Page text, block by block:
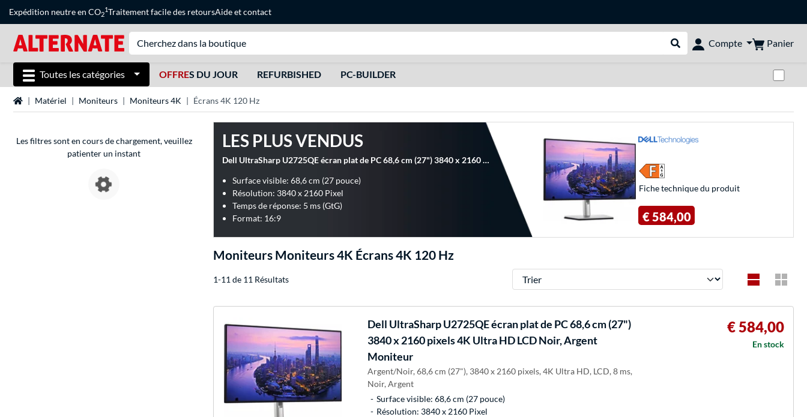
Expédition neutre en CO2
1Traitement facile des retoursAideetcontact
Rechercher dans le shop
Compte Panier
Toutes les catégories OFFRES DU JOUR REFURBISHED PC-BUILDER
Page d'accueil
Matériel Moniteurs Moniteurs 4K Écrans 4K 120 Hz
Les filtres sont en cours de chargement, veuillez
patienter un instant
LES PLUS VENDUS
Dell UltraSharp U2725QE écran plat de PC 68,6 cm (27") 3840 x 2160 pixels 4K Ultra HD LCD Noir, Argent Moniteur
Surface visible: 68,6 cm (27 pouce)
Résolution: 3840 x 2160 Pixel
Temps de réponse: 5 ms (GtG)
Format: 16:9
Fiche technique du produit
€ 584,00
Moniteurs Moniteurs 4K Écrans 4K 120 Hz
1-11 de 11 Résultats Trier
Dell UltraSharp U2725QE écran plat de PC 68,6 cm (27")
3840 x 2160 pixels 4K Ultra HD LCD Noir, Argent
Moniteur
Argent/Noir, 68,6 cm (27"), 3840 x 2160 pixels, 4K Ultra HD, LCD, 8 ms,
Noir, Argent
Surface visible: 68,6 cm (27 pouce)
Résolution: 3840 x 2160 Pixel
€ 584,00
En stock